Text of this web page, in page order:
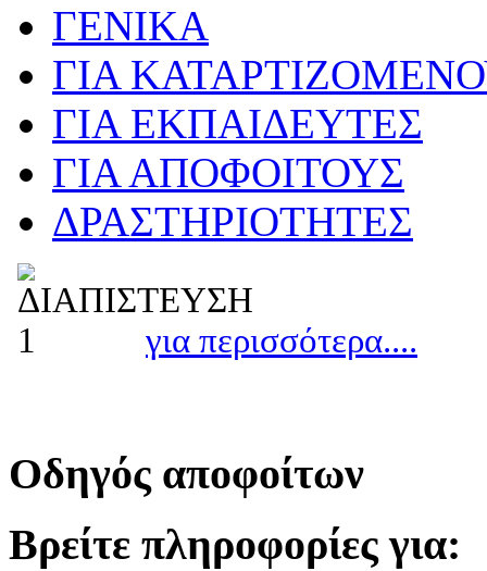
ΓΕΝΙΚΑ
ΓΙΑ
ΓΙΑ ΕΚΠΑΙΔΕΥΤΕΣ
ΓΙΑ ΑΠΟΦΟΙΤΟΥΣ
ΔΡΑΣΤΗΡΙΟΤΗΤΕΣ
για περισσότερα....
Οδηγός αποφοίτων
Βρείτε πληροφορίες για: